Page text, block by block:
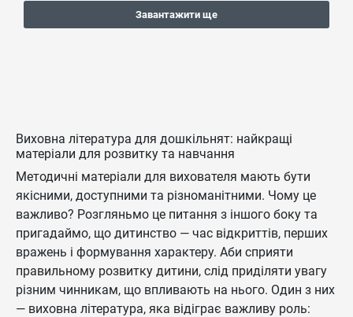
Завантажити ще
Виховна література для дошкільнят: найкращі
матеріали для розвитку та навчання
Методичні матеріали для вихователя мають бути
якісними, доступними та різноманітними. Чому це
важливо? Розгляньмо це питання з іншого боку та
пригадаймо, що дитинство — час відкриттів, перших
вражень і формування характеру. Аби сприяти
правильному розвитку дитини, слід приділяти увагу
різним чинникам, що впливають на нього. Один з них
— виховна література, яка відіграє важливу роль: